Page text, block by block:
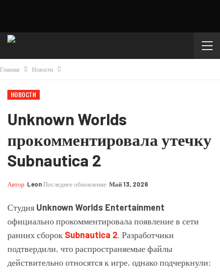
Главная Новости
НОВОСТИ
Unknown Worlds
прокомментировала утечку
Subnautica 2
Автор LeonПоследнее обновление Май 13, 2026
Студия Unknown Worlds Entertainment
официально прокомментировала появление в сети
ранних сборок Subnautica 2. Разработчики
подтвердили, что распространяемые файлы
действительно относятся к игре, однако подчеркнули: